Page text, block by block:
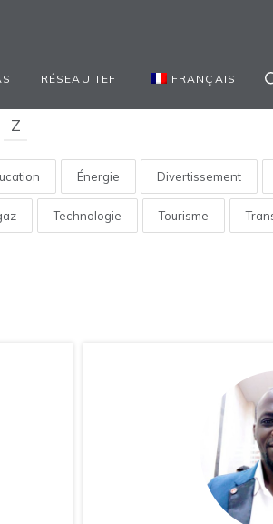
RÉSEAU TEF FRANÇAIS
Z
Énergie Divertissement
Technologie Tourisme